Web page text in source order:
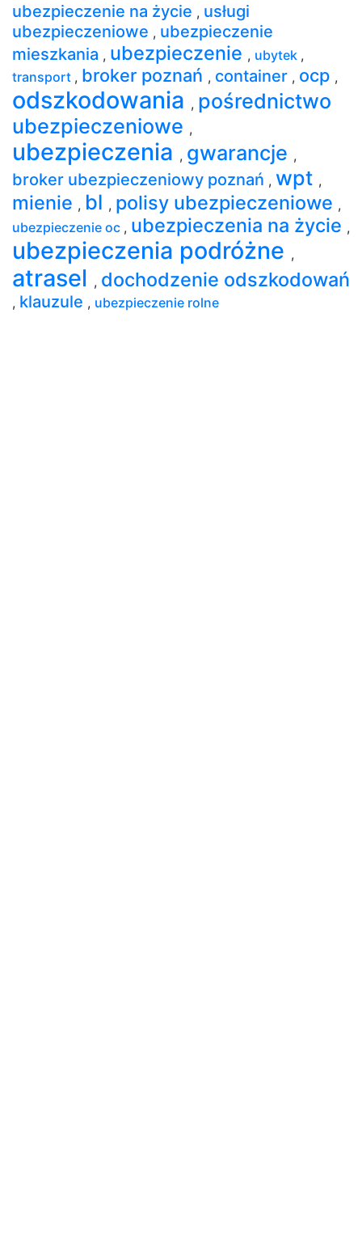
ubezpieczenie na życie , usługi
ubezpieczeniowe , ubezpieczenie
mieszkania , ubezpieczenie , ubytek ,
transport , broker poznań , container , ocp ,
odszkodowania , pośrednictwo
ubezpieczeniowe ,
ubezpieczenia , gwarancje ,
broker ubezpieczeniowy poznań , wpt ,
mienie , bl , polisy ubezpieczeniowe ,
ubezpieczenie oc , ubezpieczenia na życie ,
ubezpieczenia podróżne ,
atrasel , dochodzenie odszkodowań
, klauzule , ubezpieczenie rolne